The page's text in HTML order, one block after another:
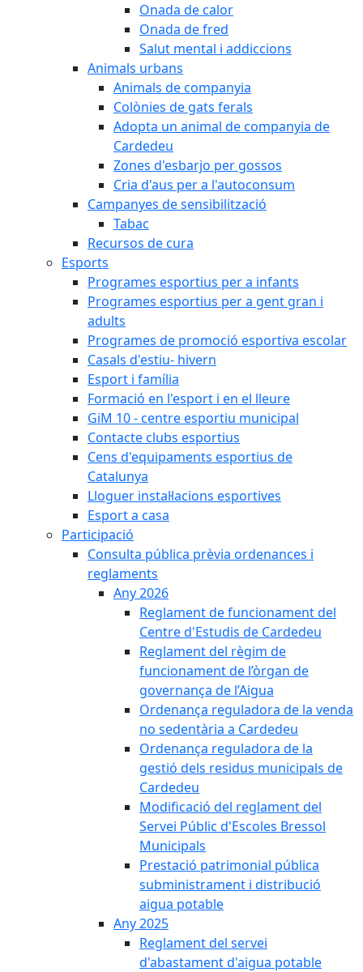
Onada de calor
Onada de fred
Salut mental i addiccions
Animals urbans
Animals de companyia
Colònies de gats ferals
Adopta un animal de companyia de
Cardedeu
Zones d'esbarjo per gossos
Cria d'aus per a l'autoconsum
Campanyes de sensibilització
Tabac
Recursos de cura
Esports
Programes esportius per a infants
Programes esportius per a gent gran i
adults
Programes de promoció esportiva escolar
Casals d'estiu- hivern
Esport i família
Formació en l'esport i en el lleure
GiM 10 - centre esportiu municipal
Contacte clubs esportius
Cens d'equipaments esportius de
Catalunya
Lloguer instal·lacions esportives
Esport a casa
Participació
Consulta pública prèvia ordenances i
reglaments
Any 2026
Reglament de funcionament del
Centre d'Estudis de Cardedeu
Reglament del règim de
funcionament de l’òrgan de
governança de l’Aigua
Ordenança reguladora de la venda
no sedentària a Cardedeu
Ordenança reguladora de la
gestió dels residus municipals de
Cardedeu
Modificació del reglament del
Servei Públic d'Escoles Bressol
Municipals
Prestació patrimonial pública
subministrament i distribució
aigua potable
Any 2025
Reglament del servei
d'abastament d'aigua potable